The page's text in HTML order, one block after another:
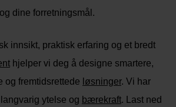
dine forretningsmål.
innsikt, praktisk erfaring og et bredt
hjelper vi deg å designe smartere,
og fremtidsrettede løsninger. Vi har
ytelse og bærekraft. Last ned